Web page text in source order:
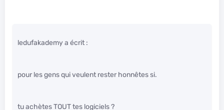
ledufakademy a écrit :
pour les gens qui veulent rester honnêtes si.
tu achètes TOUT tes logiciels ?